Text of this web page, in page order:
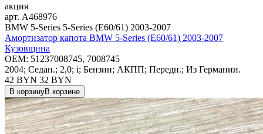
акция
арт. A468976
BMW 5-Series 5-Series (E60/61) 2003-2007
Амортизатор капота BMW 5-Series (E60/61) 2003-2007
Кузовщина
OEM: 51237008745, 7008745
2004; Седан.; 2,0; i; Бензин; АКПП; Передн.; Из Германии.
42 BYN 32 BYN
В корзинуВ корзине